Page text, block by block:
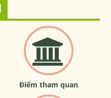
Điểm tham quan